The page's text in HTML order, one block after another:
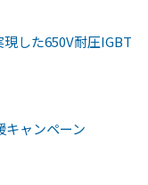
した650V耐圧IGBT
キャンペーン